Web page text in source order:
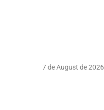
7 de August de 2026